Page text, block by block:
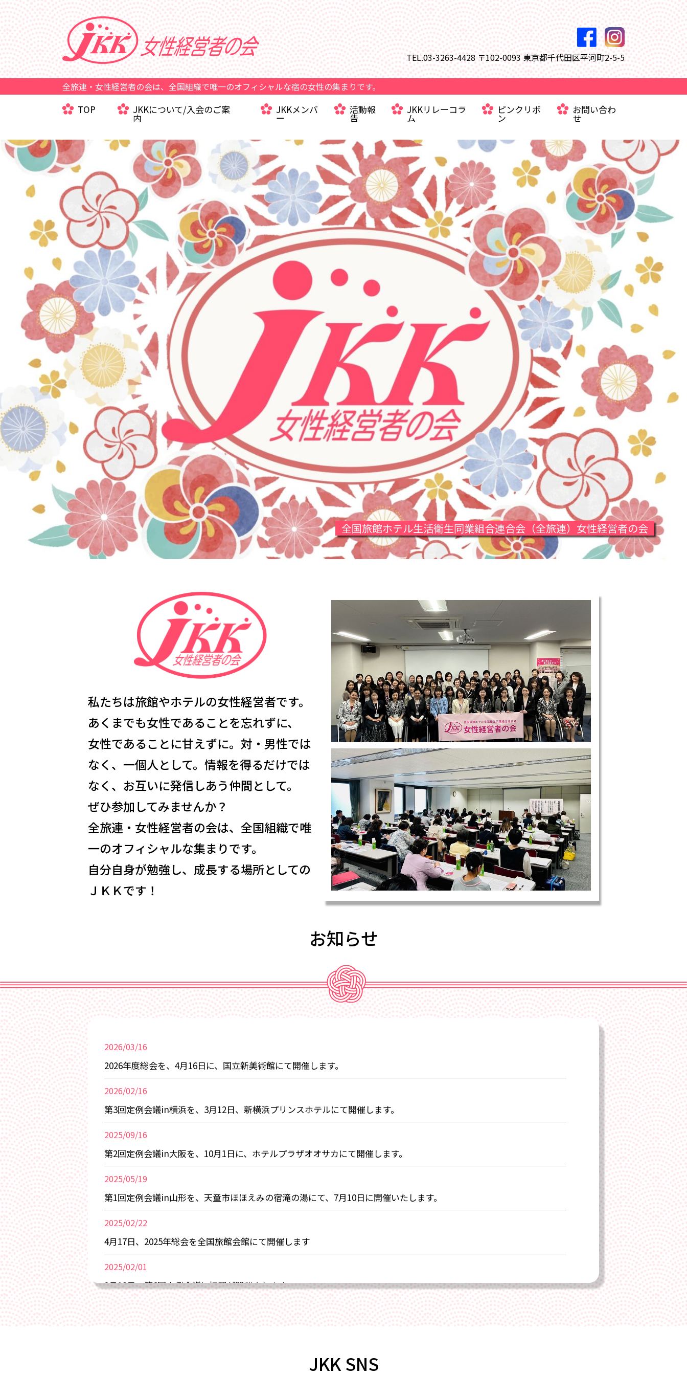
TEL.03-3263-4428 〒102-0093 東京都千代田区平河町2-5-5
全旅連・女性経営者の会は、全国組織で唯一のオフィシャルな宿の女性の集まりです。
TOP JKKについて/入会のご案
内
JKKメンバ
ー
活動報
告
JKKリレーコラ
ム
ピンクリボ
ン
お問い合わ
せ
全国旅館ホテル生活衛生同業組合連合会（全旅連）女性経営者の会
私たちは旅館やホテルの女性経営者です。
あくまでも女性であることを忘れずに、
女性であることに甘えずに。対・男性では
なく、一個人として。情報を得るだけでは
なく、お互いに発信しあう仲間として。
ぜひ参加してみませんか？
全旅連・女性経営者の会は、全国組織で唯
一のオフィシャルな集まりです。
自分自身が勉強し、成長する場所としての
ＪＫＫです！
お知らせ
2026/03/16
2026年度総会を、4月16日に、国立新美術館にて開催します。
2026/02/16
第3回定例会議in横浜を、3月12日、新横浜プリンスホテルにて開催します。
2025/09/16
第2回定例会議in大阪を、10月1日に、ホテルプラザオオサカにて開催します。
2025/05/19
第1回定例会議in山形を、天童市ほほえみの宿滝の湯にて、7月10日に開催いたします。
2025/02/22
4月17日、2025年総会を全国旅館会館にて開催します
2025/02/01
2月18日、第6回定例会議in福岡が開催されます。
2025/01/22
2月5日、2月6日、東京ビッグサイトにて宿フェス開催。参加します。
JKK SNS